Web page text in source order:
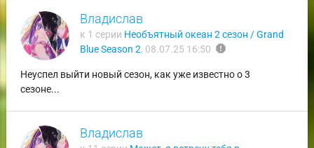
Владислав
к 1 серии Необъятный океан 2 сезон / Grand
Blue Season 2, 08.07.25 16:50 report
Неуспел выйти новый сезон, как уже известно о 3
сезоне...
Владислав